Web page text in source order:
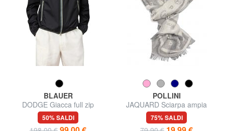
BLAUER
DODGE Giacca full zip
50% SALDI
POLLINI
JAQUARD Sciarpa ampia
75% SALDI